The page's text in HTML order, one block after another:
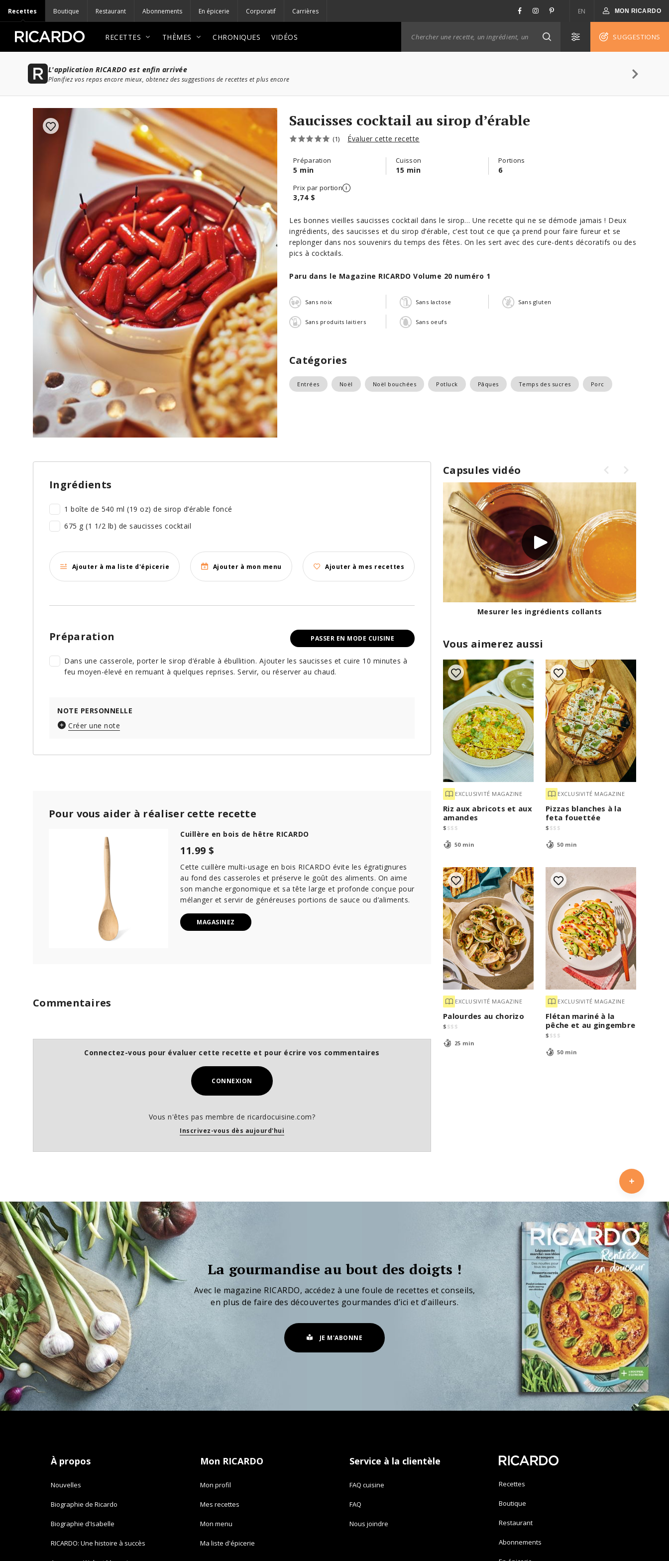
Recettes Boutique Restaurant Abonnements En épicerie Corporatif Carrières EN MON RICARDO
RECETTES THÈMES CHRONIQUES VIDÉOS SUGGESTIONS
L'application RICARDO est enfin arrivée
Planifiez vos repas encore mieux, obtenez des suggestions de recettes et plus encore
Saucisses cocktail au sirop d’érable
(1) Évaluer cette recette
Préparation
5 min
Cuisson
15 min
Portions
6
Prix par portion
3,74 $
Les bonnes vieilles saucisses cocktail dans le sirop… Une recette qui ne se démode jamais ! Deux
ingrédients, des saucisses et du sirop d’érable, c’est tout ce que ça prend pour faire fureur et se
replonger dans nos souvenirs du temps des fêtes. On les sert avec des cure-dents décoratifs ou des
pics à cocktails.
Paru dans le Magazine RICARDO Volume 20 numéro 1
Sans noix Sans lactose Sans gluten
Sans produits laitiers Sans oeufs
Catégories
Entrées Noël Noël bouchées Potluck Pâques Temps des sucres Porc
Capsules vidéo
Mesurer les ingrédients collants
Vous aimerez aussi
EXCLUSIVITÉ MAGAZINE
Riz aux abricots et aux
amandes
$ $$ $
50 min
EXCLUSIVITÉ MAGAZINE
Pizzas blanches à la
feta fouettée
$ $$ $
50 min
EXCLUSIVITÉ MAGAZINE
Palourdes au chorizo
$ $$ $
25 min
EXCLUSIVITÉ MAGAZINE
Flétan mariné à la
pêche et au gingembre
$ $$ $
50 min
Ingrédients
1 boîte de 540 ml (19 oz) de sirop d’érable foncé
675 g (1 1/2 lb) de saucisses cocktail
Ajouter à ma liste d'épicerie Ajouter à mon menu Ajouter à mes recettes
PASSER EN MODE CUISINE
Préparation
Dans une casserole, porter le sirop d’érable à ébullition. Ajouter les saucisses et cuire 10 minutes à
feu moyen-élevé en remuant à quelques reprises. Servir, ou réserver au chaud.
NOTE PERSONNELLE
Créer une note
Pour vous aider à réaliser cette recette
Cuillère en bois de hêtre RICARDO
11.99 $
Cette cuillère multi-usage en bois RICARDO évite les égratignures
au fond des casseroles et préserve le goût des aliments. On aime
son manche ergonomique et sa tête large et profonde conçue pour
mélanger et servir de généreuses portions de sauce ou d’aliments.
MAGASINEZ
Commentaires
Connectez-vous pour évaluer cette recette et pour écrire vos commentaires
CONNEXION
Vous n'êtes pas membre de ricardocuisine.com?
Inscrivez-vous dès aujourd'hui
La gourmandise au bout des doigts !
Avec le magazine RICARDO, accédez à une foule de recettes et conseils,
en plus de faire des découvertes gourmandes d’ici et d’ailleurs.
JE M'ABONNE
À propos
Nouvelles
Biographie de Ricardo
Biographie d'Isabelle
RICARDO: Une histoire à succès
Mon RICARDO
Mon profil
Mes recettes
Mon menu
Ma liste d'épicerie
Service à la clientèle
FAQ cuisine
FAQ
Nous joindre
Recettes
Boutique
Restaurant
Abonnements